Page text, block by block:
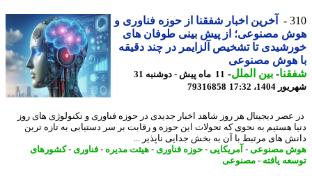
آخرین اخبار شفقنا از حوزه فناوری و
مصنوعی؛ از پیش بینی طوفان های
تا تشخیص آلزایمر در چند دقیقه
هوش مصنوعی
-بین الملل-
11 ماه پیش - دوشنبه 31
17:32
79316858
دیجیتال هر روز شاهد اخبار جدیدی در حوزه فناوری و تکنولوژی های روز
هستیم به نحوی که تحولات این حوزه و رقابت بر سر دستیابی به تازه ترین
های مرتبط با آن به بخش جدایی ناپذیر ...
مصنوعی-آمریکایی-حوزه فناوری- هیئت مدیره-فناوری- کشورهای
یافته -مصنوعی